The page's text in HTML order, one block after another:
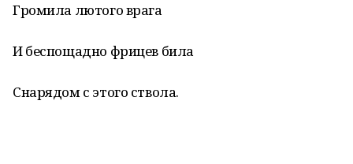
Громила лютого врага
И беспощадно фрицев била
Снарядом с этого ствола.